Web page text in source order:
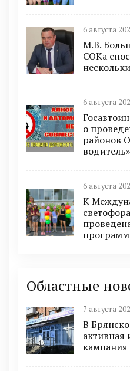
6 августа
М.В.
СОКа
6 августа
о
районов
водитель»
6 августа
К
Областные
7 августа
В
активная
кампания